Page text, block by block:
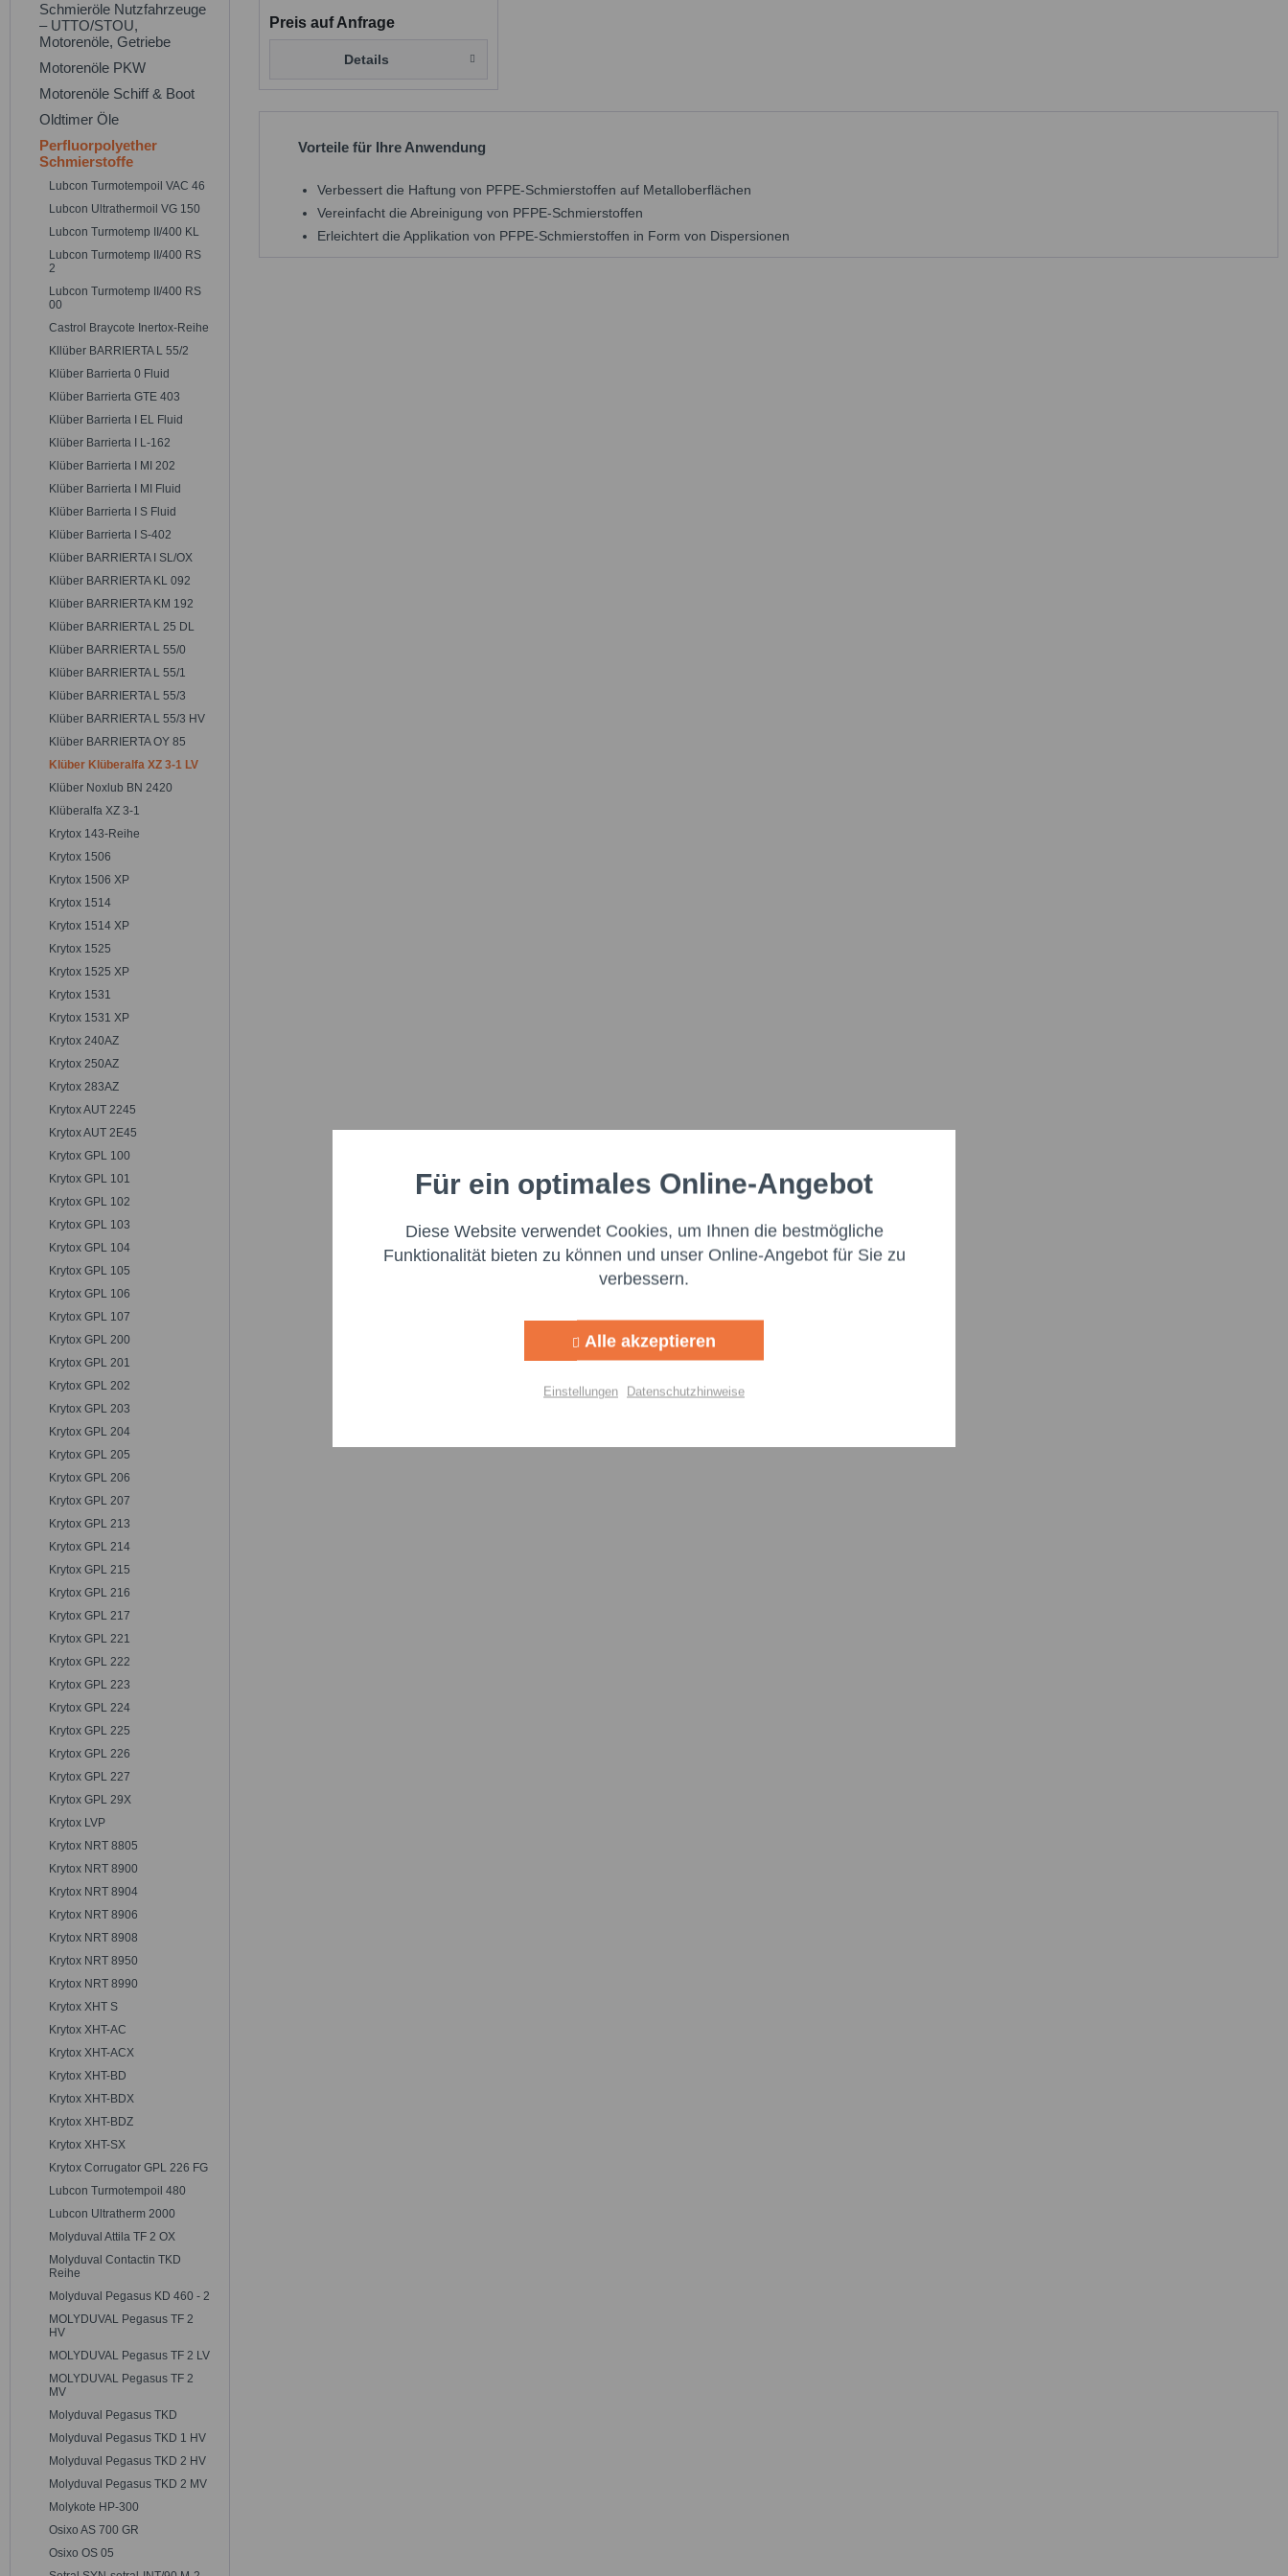
Schmieröle Nutzfahrzeuge
– UTTO/STOU,
Motorenöle, Getriebe
Motorenöle PKW
Motorenöle Schiff & Boot
Oldtimer Öle
Perfluorpolyether
Schmierstoffe
Lubcon Turmotempoil VAC 46
Lubcon Ultrathermoil VG 150
Lubcon Turmotemp II/400 KL
Lubcon Turmotemp II/400 RS
2
Lubcon Turmotemp II/400 RS
00
Castrol Braycote Inertox-Reihe
Kllüber BARRIERTA L 55/2
Klüber Barrierta 0 Fluid
Klüber Barrierta GTE 403
Klüber Barrierta I EL Fluid
Klüber Barrierta I L-162
Klüber Barrierta I MI 202
Klüber Barrierta I MI Fluid
Klüber Barrierta I S Fluid
Klüber Barrierta I S-402
Klüber BARRIERTA I SL/OX
Klüber BARRIERTA KL 092
Klüber BARRIERTA KM 192
Klüber BARRIERTA L 25 DL
Klüber BARRIERTA L 55/0
Klüber BARRIERTA L 55/1
Klüber BARRIERTA L 55/3
Klüber BARRIERTA L 55/3 HV
Klüber BARRIERTA OY 85
Klüber Klüberalfa XZ 3-1 LV
Klüber Noxlub BN 2420
Klüberalfa XZ 3-1
Krytox 143-Reihe
Krytox 1506
Krytox 1506 XP
Krytox 1514
Krytox 1514 XP
Krytox 1525
Krytox 1525 XP
Krytox 1531
Krytox 1531 XP
Krytox 240AZ
Krytox 250AZ
Krytox 283AZ
Krytox AUT 2245
Krytox AUT 2E45
Krytox GPL 100
Krytox GPL 101
Krytox GPL 102
Krytox GPL 103
Krytox GPL 104
Krytox GPL 105
Krytox GPL 106
Krytox GPL 107
Krytox GPL 200
Krytox GPL 201
Krytox GPL 202
Krytox GPL 203
Krytox GPL 204
Krytox GPL 205
Krytox GPL 206
Krytox GPL 207
Krytox GPL 213
Krytox GPL 214
Krytox GPL 215
Krytox GPL 216
Krytox GPL 217
Krytox GPL 221
Krytox GPL 222
Krytox GPL 223
Krytox GPL 224
Krytox GPL 225
Krytox GPL 226
Krytox GPL 227
Krytox GPL 29X
Krytox LVP
Krytox NRT 8805
Krytox NRT 8900
Krytox NRT 8904
Krytox NRT 8906
Krytox NRT 8908
Krytox NRT 8950
Krytox NRT 8990
Krytox XHT S
Krytox XHT-AC
Krytox XHT-ACX
Krytox XHT-BD
Krytox XHT-BDX
Krytox XHT-BDZ
Krytox XHT-SX
Krytox Corrugator GPL 226 FG
Lubcon Turmotempoil 480
Lubcon Ultratherm 2000
Molyduval Attila TF 2 OX
Molyduval Contactin TKD
Reihe
Molyduval Pegasus KD 460 - 2
MOLYDUVAL Pegasus TF 2
HV
MOLYDUVAL Pegasus TF 2 LV
MOLYDUVAL Pegasus TF 2
MV
Molyduval Pegasus TKD
Molyduval Pegasus TKD 1 HV
Molyduval Pegasus TKD 2 HV
Molyduval Pegasus TKD 2 MV
Molykote HP-300
Osixo AS 700 GR
Osixo OS 05
Preis auf Anfrage
Details
Vorteile für Ihre Anwendung
Verbessert die Haftung von PFPE-Schmierstoffen auf Metalloberflächen
Vereinfacht die Abreinigung von PFPE-Schmierstoffen
Erleichtert die Applikation von PFPE-Schmierstoffen in Form von Dispersionen
Funktionale Aktiv
Marketing Aktiv
Für ein optimales Online-Angebot
Diese Website verwendet Cookies, um Ihnen die bestmögliche
Funktionalität bieten zu können und unser Online-Angebot für Sie zu
verbessern.
Alle akzeptieren
Einstellungen Datenschutzhinweise